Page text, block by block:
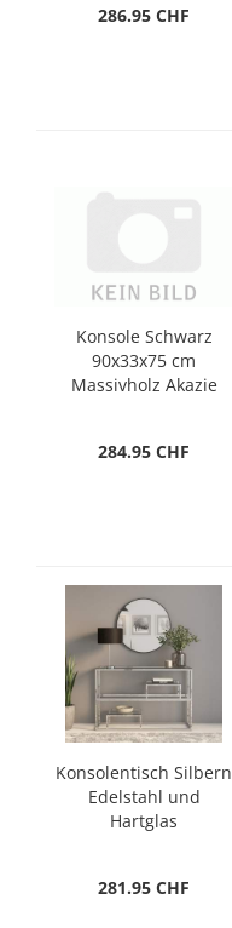
286.95 CHF
Konsole Schwarz
90x33x75 cm
Massivholz Akazie
284.95 CHF
Konsolentisch Silbern
Edelstahl und
Hartglas
281.95 CHF